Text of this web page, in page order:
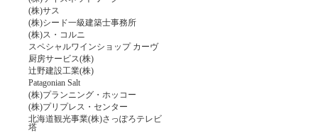
(株)サス
(株)シード一級建築士事務所
(株)ス・コルニ
スペシャルワインショップ カーヴ
厨房サービス(株)
辻野建設工業(株)
Patagonian Salt
(株)プランニング・ホッコー
(株)プリプレス・センター
北海道観光事業(株)さっぽろテレビ
塔